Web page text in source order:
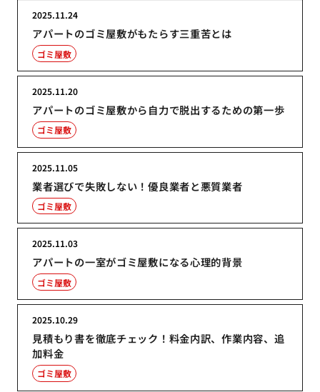
アパートのゴミ屋敷がもたらす三重苦とは
2025.11.24
ゴミ屋敷
アパートのゴミ屋敷から自力で脱出するための第一歩
2025.11.20
ゴミ屋敷
業者選びで失敗しない！優良業者と悪質業者
2025.11.05
ゴミ屋敷
アパートの一室がゴミ屋敷になる心理的背景
2025.11.03
ゴミ屋敷
見積もり書を徹底チェック！料金内訳、作業内容、追
加料金
2025.10.29
ゴミ屋敷